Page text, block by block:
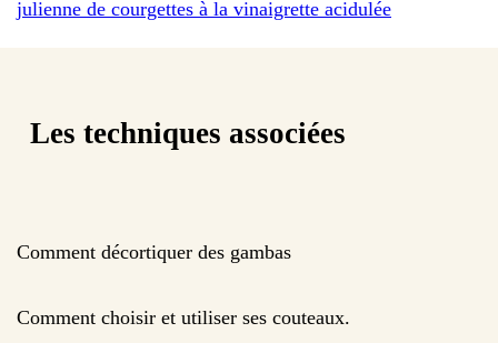
julienne de courgettes à la vinaigrette acidulée
Les techniques associées
Comment décortiquer des gambas
Comment choisir et utiliser ses couteaux.